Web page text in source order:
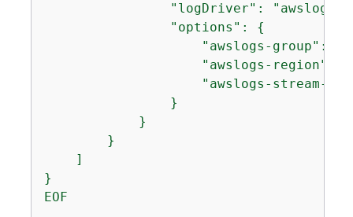
                "logDriver": "awslogs",
                "options":
{
"awslogs-group":
"awslogs-region":
"awslogs-stream-
                }
            }
        }
    ]
}
EOF